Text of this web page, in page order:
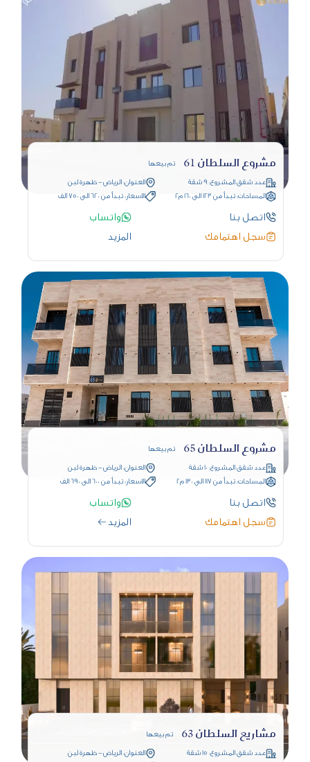
مشروع السلطان 61 تم بيعها
عدد شقق المشروع: 9 شقة
العنوان: الرياض - ظهرة لبن
المساحات: تبدأ من 123 الى 160 م2
الاسعار: تبدأ من 620 الى 750 الف
اتصل بنا
واتساب
سجل اهتمامك
المزيد
مشروع السلطان 65 تم بيعها
عدد شقق المشروع: 10 شقة
العنوان: الرياض - ظهرة لبن
المساحات: تبدأ من 117 الى 130 م2
الاسعار: تبدأ من 600 الى 690 الف
اتصل بنا
واتساب
سجل اهتمامك
المزيد
مشاريع السلطان 63 تم بيعها
عدد شقق المشروع: 15 شقة
العنوان: الرياض - ظهرة لبن